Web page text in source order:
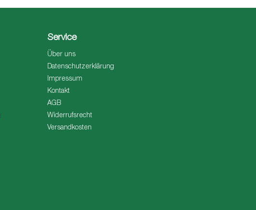
Service
Über uns
Datenschutzerklärung
Impressum
Kontakt
AGB
Widerrufsrecht
Versandkosten